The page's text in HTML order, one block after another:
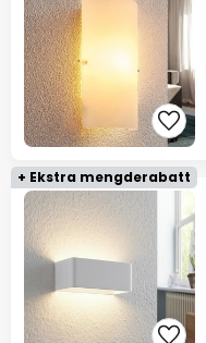
+ Ekstra mengderabatt